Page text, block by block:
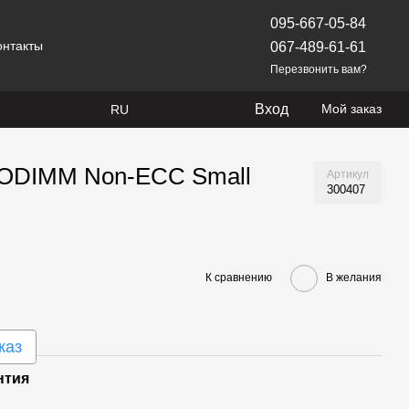
095-667-05-84
067-489-61-61
Перезвонить вам?
RU Вход Мой заказ
Non-ECC Small
Артикул
300407
К сравнению В желания